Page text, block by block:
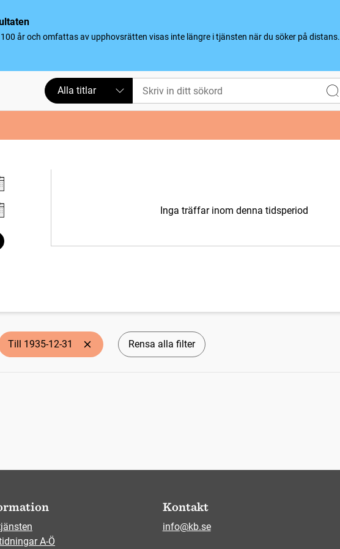
år och omfattas av upphovsrätten visas inte längre i tjänsten när du söker på distans.
Alla titlar
Inga träffar inom denna tidsperiod
Till 1935-12-31 Rensa alla filter
A-Ö
Kontakt
info@kb.se